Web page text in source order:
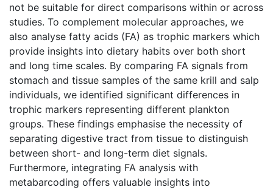
not be suitable for direct comparisons within or across
studies. To complement molecular approaches, we
also analyse fatty acids (FA) as trophic markers which
provide insights into dietary habits over both short
and long time scales. By comparing FA signals from
stomach and tissue samples of the same krill and salp
individuals, we identified significant differences in
trophic markers representing different plankton
groups. These findings emphasise the necessity of
separating digestive tract from tissue to distinguish
between short- and long-term diet signals.
Furthermore, integrating FA analysis with
metabarcoding offers valuable insights into